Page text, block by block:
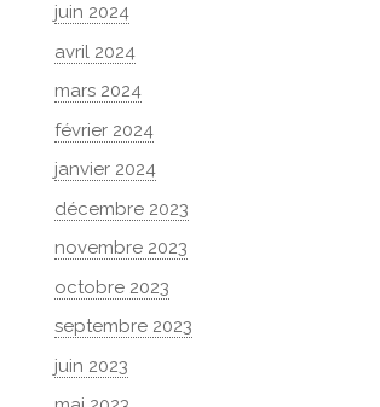
juin 2024
avril 2024
mars 2024
février 2024
janvier 2024
décembre 2023
novembre 2023
octobre 2023
septembre 2023
juin 2023